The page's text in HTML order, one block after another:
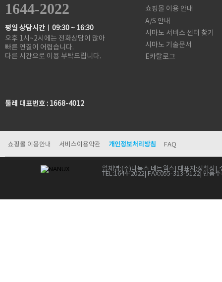
1644-2022
평일 상담시간ㅣ09:30 ~ 16:30
오후 1시~2시에는 전화상담이 많아
빠른 연결이 어렵습니다.
다른 시간으로 이용 부탁드립니다.
툴레 대표번호 : 1668-4012
쇼핑몰 이용 안내
A/S 안내
시마노 서비스 센터 찾기
시마노 기술문서
E카탈로그
쇼핑몰 이용안내 서비스이용약관 개인정보처리방침 FAQ
업체명:(주)나눅스 네트웍스 | 대표자:정철상|
TEL:1644-2022 | FAX:055-313-5122 | 반품